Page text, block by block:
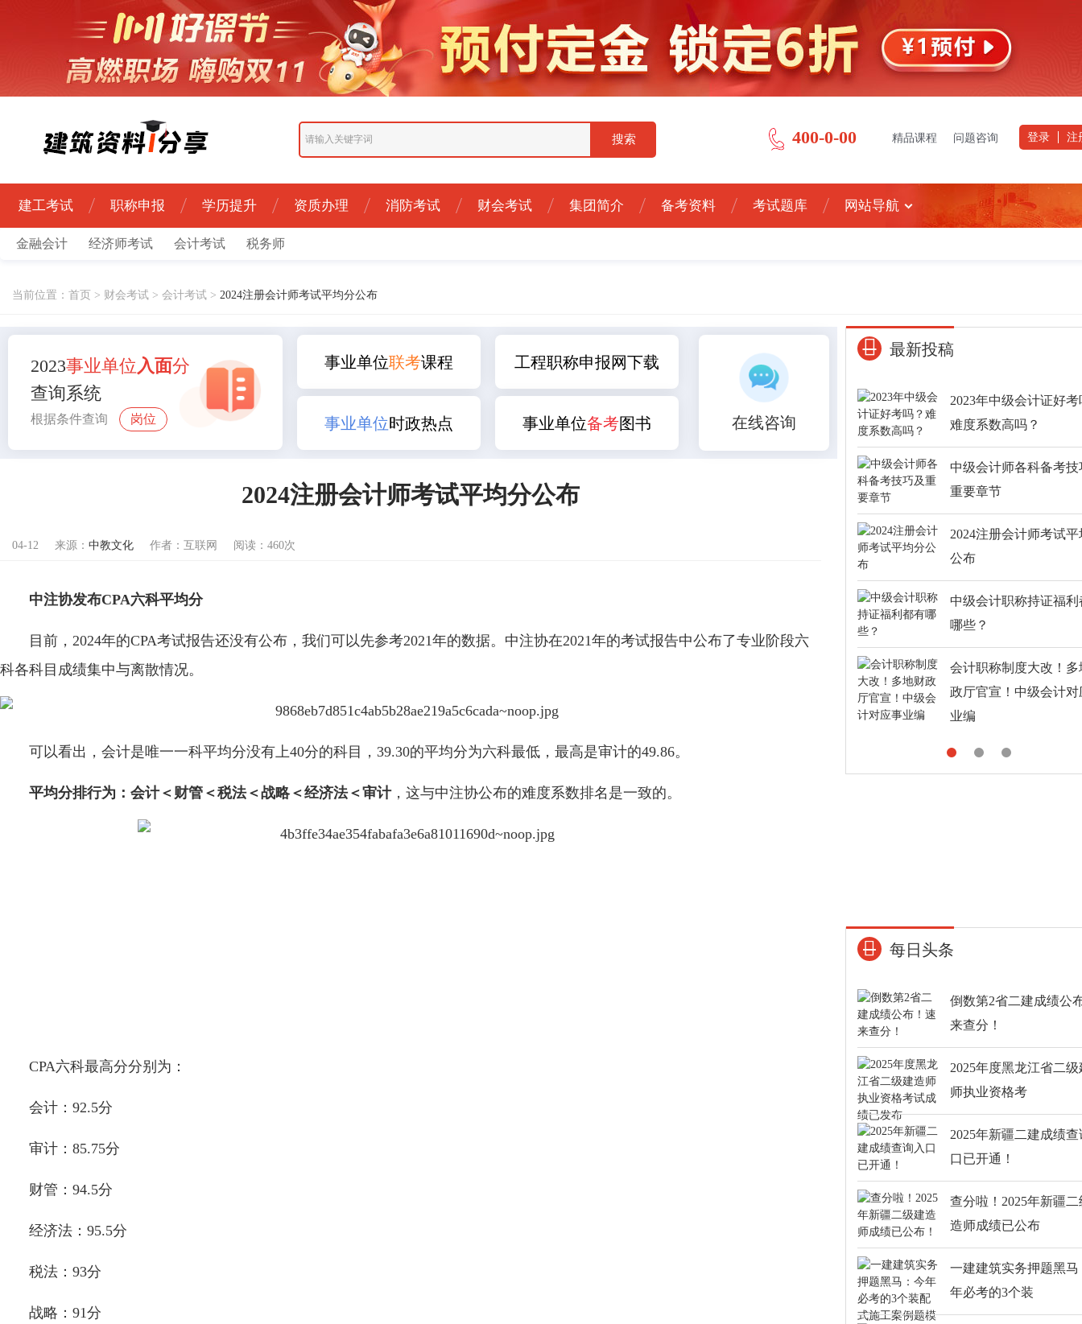
精品课程 问题咨询 登录 注
400-0-00
建工考试 职称申报 学历提升 资质办理 消防考试 财会考试 集团简介 备考资料 考试题库 网站导航
金融会计 经济师考试 会计考试 税务师
当前位置： 首页 > 财会考试 > 会计考试 > 2024注册会计师考试平均分公布
2023事业单位 入面分
查询系统
根据条件查询 岗位
事业单位联考课程 工程职称申报网下载
事业单位时政热点 事业单位备考图书 在线咨询
2024注册会计师考试平均分公布
04-12 来源： 中教文化 作者：互联网 阅读：460次
中注协发布CPA六科平均分
目前，2024年的CPA考试报告还没有公布，我们可以先参考2021年的数据。中注协在2021年的考试报告中公布了专业阶段六
科各科目成绩集中与离散情况。
可以看出，会计是唯一一科平均分没有上40分的科目，39.30的平均分为六科最低，最高是审计的49.86。
平均分排行为：会计＜财管＜税法＜战略＜经济法＜审计，这与中注协公布的难度系数排名是一致的。
CPA六科最高分分别为：
会计：92.5分
审计：85.75分
财管：94.5分
经济法：95.5分
税法：93分
战略：91分
最新投稿
2023年中级会计证好考
难度系数高吗？
中级会计师各科备考技
重要章节
2024注册会计师考试平
公布
中级会计职称持证福利
哪些？
会计职称制度大改！多
政厅官宣！中级会计对
业编
每日头条
倒数第2省二建成绩公
来查分！
2025年度黑龙江省二级
师执业资格考
2025年新疆二建成绩查
口已开通！
查分啦！2025年新疆二
造师成绩已公布
一建建筑实务押题黑马
年必考的3个装